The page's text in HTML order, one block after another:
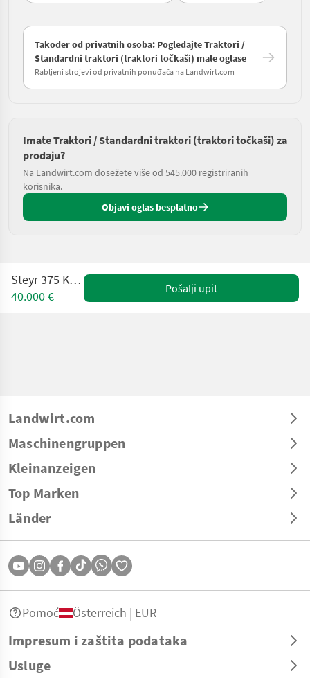
Također od privatnih osoba: Pogledajte Traktori /
Standardni traktori (traktori točkaši) male oglase
Rabljeni strojevi od privatnih ponuđača na Landwirt.com
Imate Traktori / Standardni traktori (traktori točkaši) za
prodaju?
Na Landwirt.com dosežete više od 545.000 registriranih
korisnika.
Objavi oglas besplatno
Steyr 375 Kompakt
40.000 €
Pošalji upit
Landwirt.com
Maschinengruppen
Kleinanzeigen
Top Marken
Länder
Impresum i zaštita podataka
Usluge
Pomoć Österreich | EUR